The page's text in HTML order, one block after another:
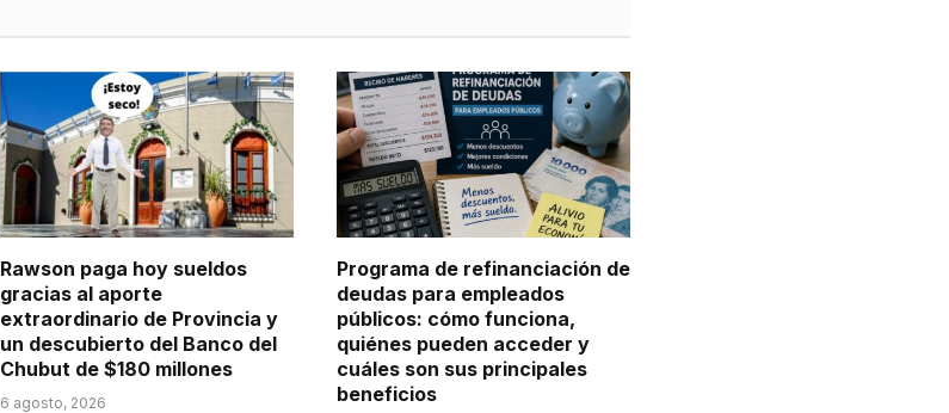
Rawson paga hoy sueldos
gracias al aporte
extraordinario de Provincia y
un descubierto del Banco del
Chubut de $180 millones
6 agosto, 2026
Programa de refinanciación de
deudas para empleados
públicos: cómo funciona,
quiénes pueden acceder y
cuáles son sus principales
beneficios